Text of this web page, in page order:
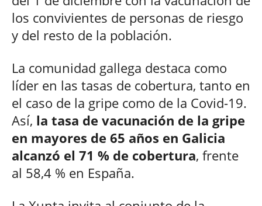
los convivientes de personas de riesgo
y del resto de la población.
La comunidad gallega destaca como
líder en las tasas de cobertura, tanto en
el caso de la gripe como de la Covid-19.
Así, la tasa de vacunación de la gripe
en mayores de 65 años en Galicia
alcanzó el 71 % de cobertura, frente
al 58,4 % en España.